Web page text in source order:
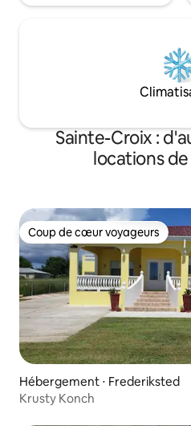
Sainte-Croix :
locations
Coup de cœur voyageurs
Coup de cœur voyageurs
Hébergement ⋅ Frederiksted
Krusty Konch